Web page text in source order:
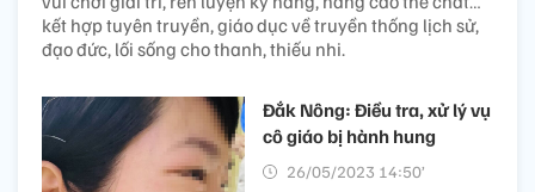
kết hợp tuyên truyền, giáo dục về truyền thống lịch sử,
đạo đức, lối sống cho thanh, thiếu nhi.
Đắk Nông: Điều tra, xử lý vụ
cô giáo bị hành hung
26/05/2023 14:50’